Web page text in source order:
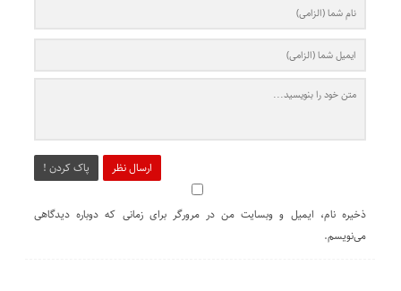
ارسال نظر پاک کردن !
ذخیره نام، ایمیل و وبسایت من در مرورگر برای زمانی که دوباره دیدگاهی
می‌نویسم.